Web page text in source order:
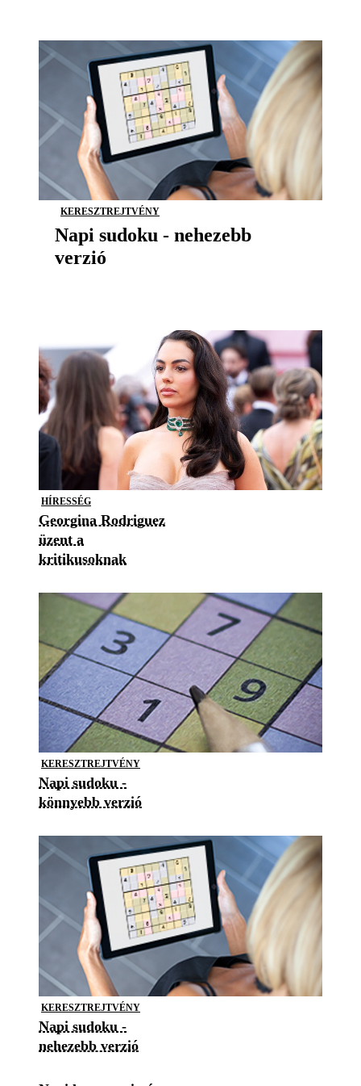
KERESZTREJTVÉNY
Napi sudoku - nehezebb
verzió
HÍRESSÉG
Georgina Rodriguez
üzent a
kritikusoknak
KERESZTREJTVÉNY
Napi sudoku -
könnyebb verzió
KERESZTREJTVÉNY
Napi sudoku -
nehezebb verzió